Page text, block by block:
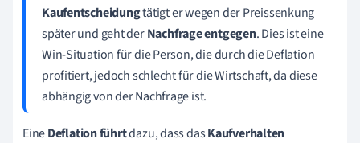
Kaufentscheidungtätigt er wegen der Preissenkung
später und geht derNachfrage entgegen. Dies ist eine
Win-Situation für die Person, die durch die Deflation
profitiert, jedoch schlecht für die Wirtschaft, da diese
abhängig von der Nachfrage ist.
EineDeflation führtdazu, dass dasKaufverhalten